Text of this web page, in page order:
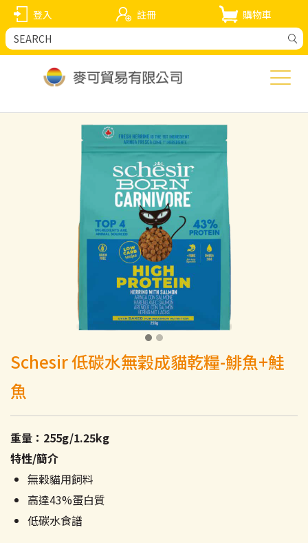
登入 註冊 購物車
Schesir 低碳水無穀成貓乾糧-鯡魚+鮭
魚
重量：255g/1.25kg
特性/簡介
無穀貓用飼料
高達43%蛋白質
低碳水食譜